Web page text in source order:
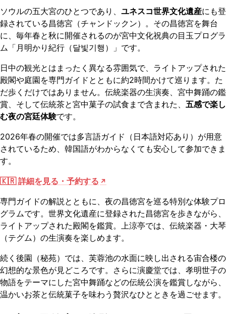
ソウルの五大宮のひとつであり、 ユネスコ世界文化遺産にも登
録されている昌徳宮（チャンドックン）。その昌徳宮を舞台
に、毎年春と秋に開催されるのが宮中文化祝典の目玉プログラ
ム「月明かり紀行（달빛기행）」です。
日中の観光とはまったく異なる雰囲気で、ライトアップされた
殿閣や庭園を専門ガイドとともに約2時間かけて巡ります。た
だ歩くだけではありません。伝統楽器の生演奏、宮中舞踊の鑑
賞、そして伝統茶と宮中菓子の試食まで含まれた、 五感で楽し
む夜の宮廷体験です。
2026年春の開催では多言語ガイド（日本語対応あり）が用意
されているため、韓国語がわからなくても安心して参加できま
す。
🇰🇷 詳細を見る・予約する
専門ガイドの解説とともに、夜の昌徳宮を巡る特別な体験プロ
グラムです。世界文化遺産に登録された昌徳宮を歩きながら、
ライトアップされた殿閣を鑑賞。上涼亭では、伝統楽器・大琴
（テグム）の生演奏を楽しめます。
続く後園（秘苑）では、芙蓉池の水面に映し出される宙合楼の
幻想的な景色が見どころです。さらに演慶堂では、孝明世子の
物語をテーマにした宮中舞踊などの伝統公演を鑑賞しながら、
温かいお茶と伝統菓子を味わう贅沢なひとときを過ごせます。